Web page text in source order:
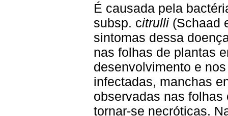
É causada pela
subsp. citrulli (Schaad
sintomas dessa
nas folhas de plantas
desenvolvimento e
infectadas, manchas
observadas nas
tornar-se necróticas.